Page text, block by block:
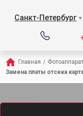
Санкт-Петербург ▼
Главная / Фотоаппарат
Замена платы отсека